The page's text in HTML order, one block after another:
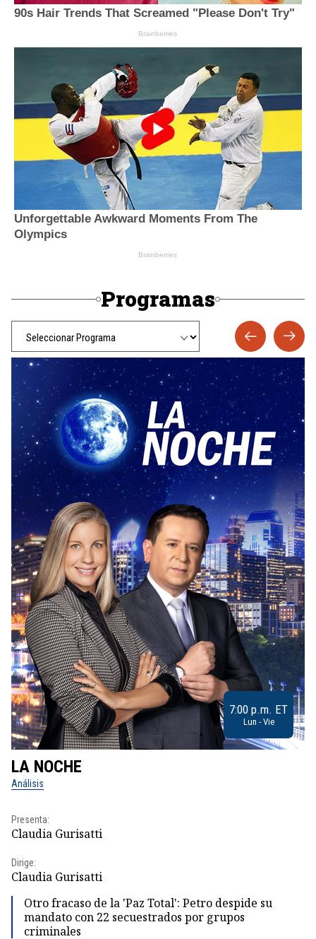
Programas
7:00 p.m. ET
Lun - Vie
LA NOCHE
Análisis
Presenta:
Claudia Gurisatti
Dirige:
Claudia Gurisatti
Otro fracaso de la 'Paz Total': Petro despide su
mandato con 22 secuestrados por grupos
criminales